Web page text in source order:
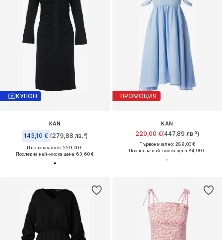
КУПОН
KAN
143,10 € (279,88 лв.³)
Първоначално: 229,00 €
Последна най-ниска цена:63,60 €
ПРОМОЦИЯ
KAN
229,00 €(447,89 лв.³)
Първоначално: 289,00 €
Последна най-ниска цена:84,90 €